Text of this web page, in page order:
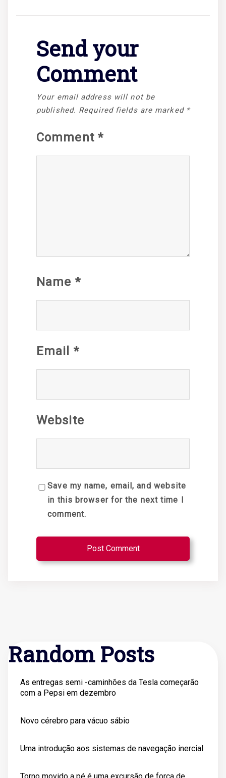
Send your
Comment
Your email address will not be
published. Required fields are marked *
Comment *
Name *
Email *
Website
Save my name, email, and website
in this browser for the next time I
comment.
Random Posts
As entregas semi -caminhões da Tesla começarão
com a Pepsi em dezembro
Novo cérebro para vácuo sábio
Uma introdução aos sistemas de navegação inercial